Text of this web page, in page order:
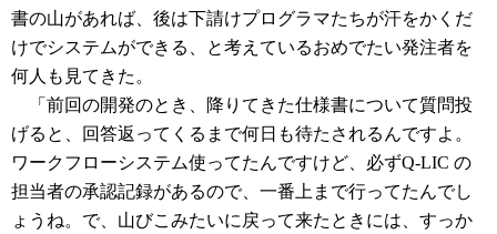
書の山があれば、後は下請けプログラマたちが汗をかくだ
けでシステムができる、と考えているおめでたい発注者を
何人も見てきた。
「前回の開発のとき、降りてきた仕様書について質問投
げると、回答返ってくるまで何日も待たされるんですよ。
ワークフローシステム使ってたんですけど、必ずQ-LIC の
担当者の承認記録があるので、一番上まで行ってたんでし
ょうね。で、山びこみたいに戻って来たときには、すっか